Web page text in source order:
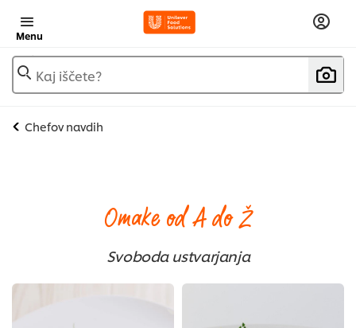
Menu
Kaj iščete?
Chefov navdih
Omake od A do Ž
Svoboda ustvarjanja